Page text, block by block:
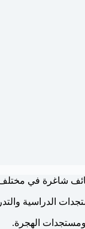
شاغرة في
الدراسية
ومستجدات الهجرة.